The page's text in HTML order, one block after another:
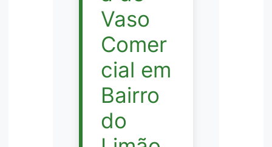
Vaso
Comer
cial em
Bairro
do